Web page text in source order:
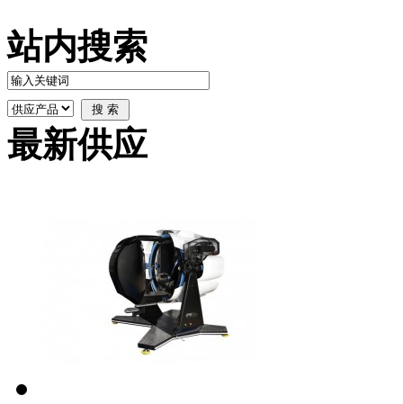
站内搜索
最新供应